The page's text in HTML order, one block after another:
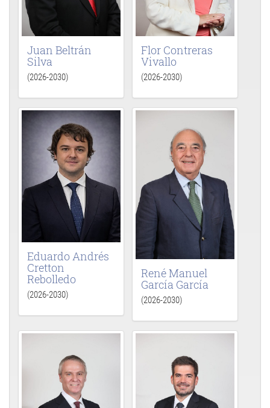
Juan Beltrán
Silva
(2026-2030)
Flor Contreras
Vivallo
(2026-2030)
Eduardo Andrés
Cretton
Rebolledo
(2026-2030)
René Manuel
García García
(2026-2030)